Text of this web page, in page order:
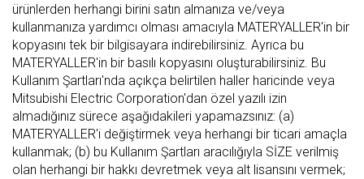
ürünlerden herhangi birini satın almanıza ve/veya
kullanmanıza yardımcı olması amacıyla MATERYALLER'in bir
kopyasını tek bir bilgisayara indirebilirsiniz. Ayrıca bu
MATERYALLER'in bir basılı kopyasını oluşturabilirsiniz. Bu
Kullanım Şartları'nda açıkça belirtilen haller haricinde veya
Mitsubishi Electric Corporation'dan özel yazılı izin
almadığınız sürece aşağıdakileri yapamazsınız: (a)
MATERYALLER'i değiştirmek veya herhangi bir ticari amaçla
kullanmak; (b) bu Kullanım Şartları aracılığıyla SİZE verilmiş
olan herhangi bir hakkı devretmek veya alt lisansını vermek;